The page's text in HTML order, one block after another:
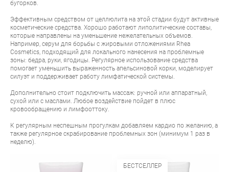
бугорков.
Эффективным средством от целлюлита на этой стадии будут активные
косметические средства. Хорошо работают липолитические составы,
которые направлены на уменьшение нежелательных объемов.
Например, серум для борьбы с жировыми отложениями Rhea
Cosmetics, подходящий для локального нанесения на проблемные
зоны: бедра, руки, ягодицы. Регулярное использование средства
помогает уменьшить выраженность апельсиновой корки, моделирует
силуэт и поддерживает работу лимфатической системы.
Дополнительно стоит подключить массаж: ручной или аппаратный,
сухой или с маслами. Любое воздействие пойдет в плюс
кровообращению и лимфооттоку.
К регулярным неспешным прогулкам добавляем кардио по желанию, а
также регулярное скрабирование проблемных зон (минимум 1 раз в
неделю).
БЕСТСЕЛЛЕР